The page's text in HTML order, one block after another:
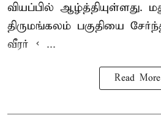
வியப்பில் ஆழ்த்தியுள்ளது.
திருமங்கலம் பகுதியை
வீரர் < ...
Read More